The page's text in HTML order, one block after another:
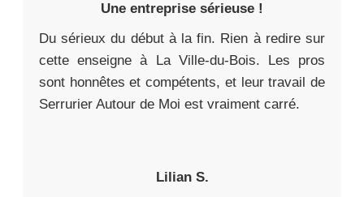
Une entreprise sérieuse !
Du sérieux du début à la fin. Rien à redire sur
cette enseigne à La Ville-du-Bois. Les pros
sont honnêtes et compétents, et leur travail de
Serrurier Autour de Moi est vraiment carré.
Lilian S.